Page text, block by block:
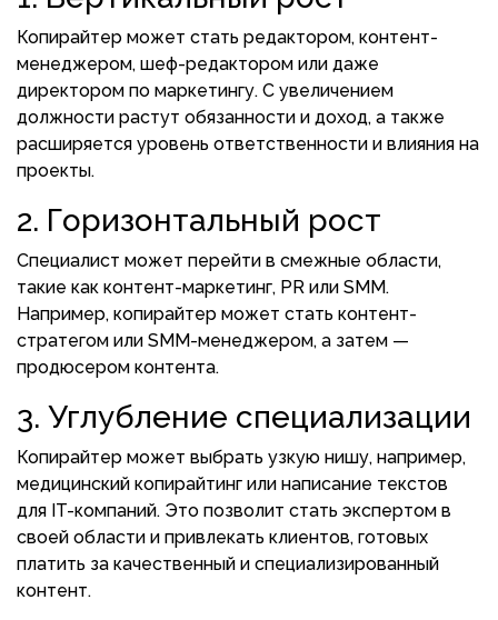
Копирайтер может стать редактором, контент-
менеджером, шеф-редактором или даже
директором по маркетингу. С увеличением
должности растут обязанности и доход, а также
расширяется уровень ответственности и влияния на
проекты.
2. Горизонтальный рост
Специалист может перейти в смежные области,
такие как контент-маркетинг, PR или SMM.
Например, копирайтер может стать контент-
стратегом или SMM-менеджером, а затем —
продюсером контента.
3. Углубление специализации
Копирайтер может выбрать узкую нишу, например,
медицинский копирайтинг или написание текстов
для IT-компаний. Это позволит стать экспертом в
своей области и привлекать клиентов, готовых
платить за качественный и специализированный
контент.